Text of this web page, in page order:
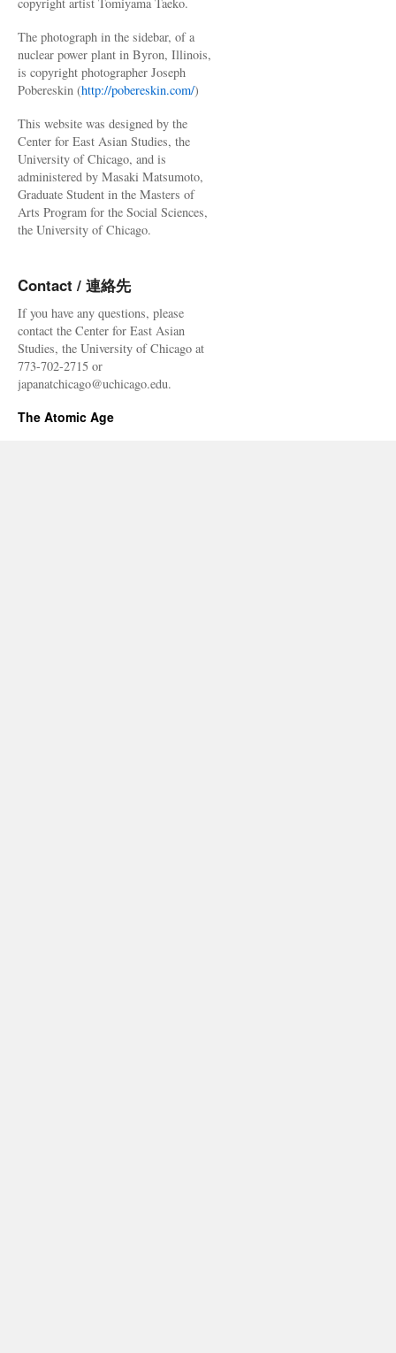
The photograph in the sidebar, of a
nuclear power plant in Byron, Illinois,
is copyright photographer Joseph
Pobereskin (http://pobereskin.com/)
This website was designed by the
Center for East Asian Studies, the
University of Chicago, and is
administered by Masaki Matsumoto,
Graduate Student in the Masters of
Arts Program for the Social Sciences,
the University of Chicago.
Contact / 連絡先
If you have any questions, please
contact the Center for East Asian
Studies, the University of Chicago at
773-702-2715 or
japanatchicago@uchicago.edu.
The Atomic Age